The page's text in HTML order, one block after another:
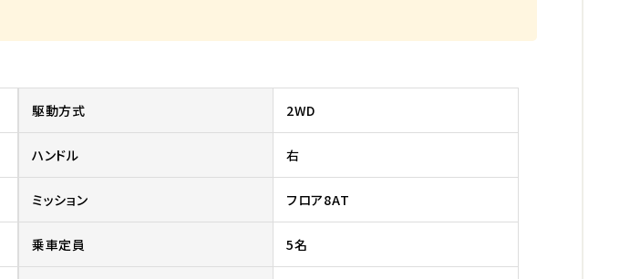
駆動方式 2WD
ハンドル 右
ミッション フロア8AT
乗車定員 5名